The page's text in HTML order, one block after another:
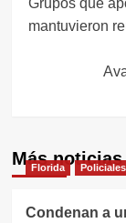
de
mantuvieron
Más noticias
Florida Policiales
Condenan a